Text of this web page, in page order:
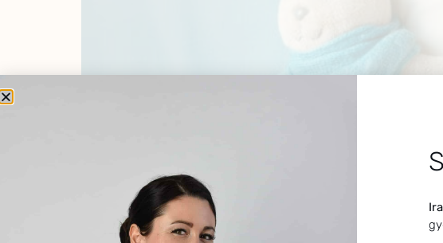
A múlt héten a kislányom sikeresen meghűlt, rendesen
Persze a kocsiban is ment a légkondi, hogy ne süljünk